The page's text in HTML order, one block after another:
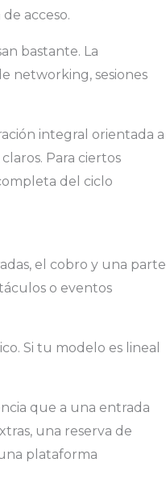
acceso.
bastante. La
networking, sesiones
integral orientada a
Para ciertos
del ciclo
el cobro y una parte
o eventos
Si tu modelo es lineal
que a una entrada
una reserva de
plataforma